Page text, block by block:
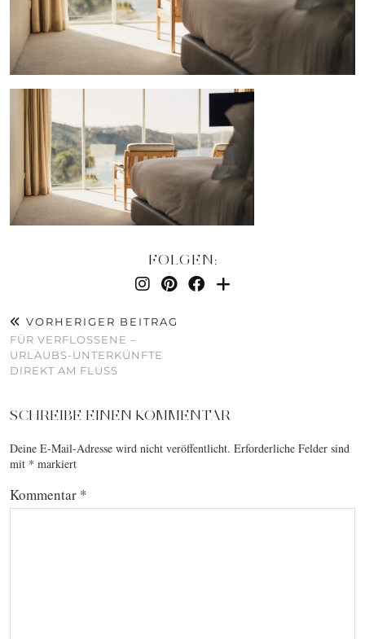
FOLGEN:
VORHERIGER BEITRAG
FÜR VERFLOSSENE –
URLAUBS-UNTERKÜNFTE
DIREKT AM FLUSS
SCHREIBE EINEN KOMMENTAR
Deine E-Mail-Adresse wird nicht veröffentlicht. Erforderliche Felder sind
mit * markiert
Kommentar *